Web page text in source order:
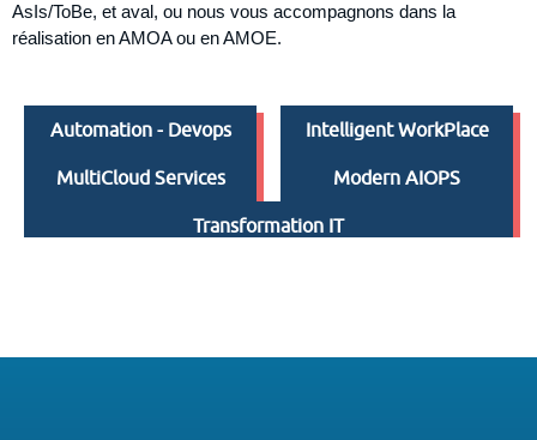
AsIs/ToBe, et aval, ou nous vous accompagnons dans la
réalisation en AMOA ou en AMOE.
Automation - Devops Intelligent WorkPlace
MultiCloud Services Modern AIOPS
Transformation IT